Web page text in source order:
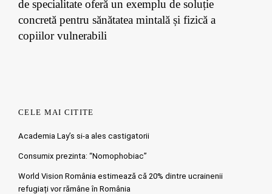
de specialitate oferă un exemplu de soluție
concretă pentru sănătatea mintală și fizică a
copiilor vulnerabili
CELE MAI CITITE
Academia Lay’s si-a ales castigatorii
Consumix prezinta: “Nomophobiac”
World Vision România estimează că 20% dintre ucrainenii
refugiați vor rămâne în România